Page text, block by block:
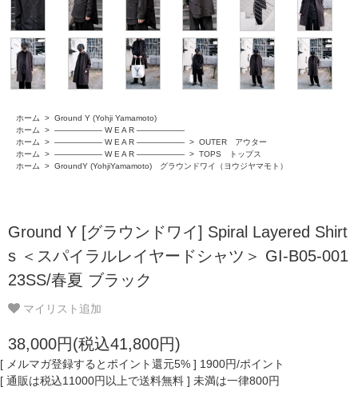
ホーム > Ground Y (Yohji Yamamoto)
ホーム
> ―――――― W E A R ――――――
ホーム
> ―――――― W E A R ―――――― > OUTER アウター
ホーム
> ―――――― W E A R ―――――― > TOPS トップス
ホーム
> GroundY (YohjiYamamoto) グラウンドワイ（ヨウジヤマモト）
Ground Y [グラウンドワイ] Spiral Layered Shirt
s ＜スパイラルレイヤードシャツ＞ GI-B05-001
23SS/春夏 ブラック
マイリスト追加
38,000円(税込41,800円)
[ メルマガ登録するとポイント還元5% ] 1900円/ポイント
[ 通販は税込11000円以上で送料無料 ] 未満は一律800円